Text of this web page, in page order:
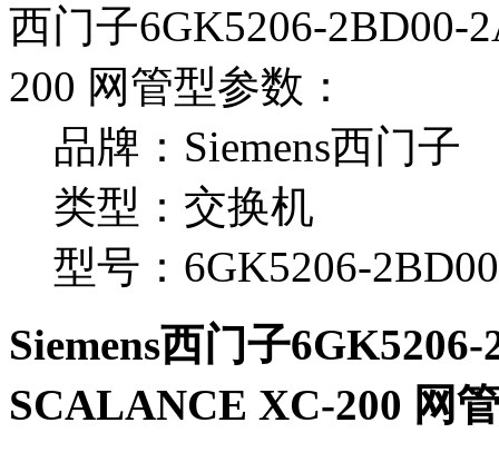
西门子6GK5206-2BD00-
200 网管型参数：
品牌：Siemens西门子
类型：交换机
型号：6GK5206-
Siemens西门子
SCALANCE XC-200 网